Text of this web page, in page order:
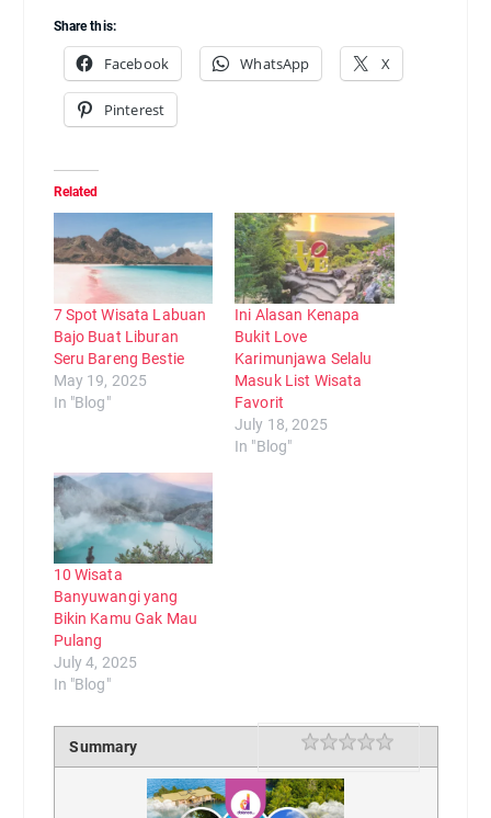
Share this:
Facebook WhatsApp X
Pinterest
Related
7 Spot Wisata Labuan
Bajo Buat Liburan
Seru Bareng Bestie
May 19, 2025
In "Blog"
Ini Alasan Kenapa
Bukit Love
Karimunjawa Selalu
Masuk List Wisata
Favorit
July 18, 2025
In "Blog"
10 Wisata
Banyuwangi yang
Bikin Kamu Gak Mau
Pulang
July 4, 2025
In "Blog"
Summary Rating 1 star
2 stars
3 stars
4 stars
5 stars